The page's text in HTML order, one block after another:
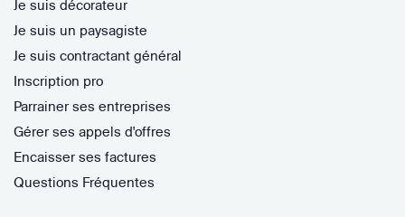
Je suis décorateur
Je suis un paysagiste
Je suis contractant général
Inscription pro
Parrainer ses entreprises
Gérer ses appels d'offres
Encaisser ses factures
Questions Fréquentes